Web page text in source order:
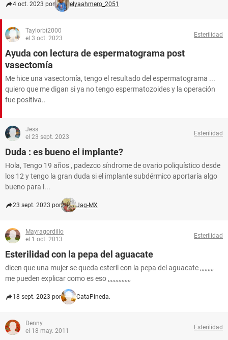
4 oct. 2023 por elyaahmero_2051
Taylorbi2000
el 3 oct. 2023
Esterilidad
Ayuda con lectura de espermatograma post
vasectomía
Me hice una vasectomía, tengo el resultado del espermatograma ...
quiero que me digan si ya no tengo espermatozoides y la operación
fue positiva..
Jess
el 23 sept. 2023
Esterilidad
Duda : es bueno el implante?
Hola, Tengo 19 años , padezco síndrome de ovario poliquístico desde
los 12 y tengo la gran duda si el implante subdérmico aportaría algo
bueno para l...
23 sept. 2023 por Jag-MX
Mayragordillo
el 1 oct. 2013
Esterilidad
Esterilidad con la pepa del aguacate
dicen que una mujer se queda esteril con la pepa del aguacate ,,,,,,,,,
me pueden explicar como es eso ,,,,,,,,,,,,,,,
18 sept. 2023 por CataPineda.
Denny
el 18 may. 2011
Esterilidad